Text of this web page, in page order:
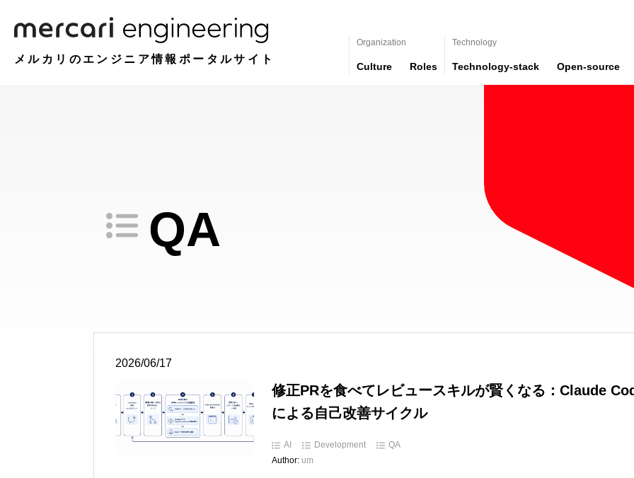
メルカリのエンジニア情報ポータルサイト
Organization
Culture Roles
Technology
Technology-stack Open-source
QA
2026/06/17
修正PRを食べてレビュースキルが賢くなる：Claude
による自己改善サイクル
AI Development
QA
Author: um